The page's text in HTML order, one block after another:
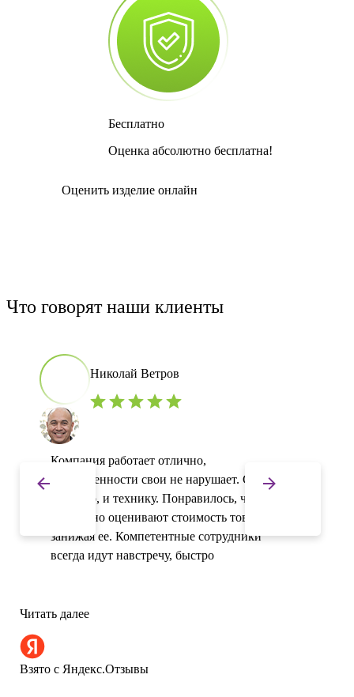
Бесплатно
Оценка абсолютно бесплатна!
Оценить изделие онлайн
Что говорят наши клиенты
Николай Ветров
Компания работает отлично,
договоренности свои не нарушает. Сдавал
и золото, и технику. Понравилось, что
адекватно оценивают стоимость товара, не
занижая ее. Компетентные сотрудники
всегда идут навстречу, быстро
Читать далее
Взято с Яндекс.Отзывы